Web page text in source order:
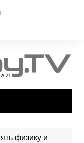
физику и